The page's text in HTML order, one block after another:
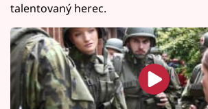
talentovaný herec.